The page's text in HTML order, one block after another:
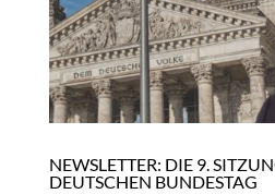
NEWSLETTER: DIE 9.
DEUTSCHEN BUNDESTAG